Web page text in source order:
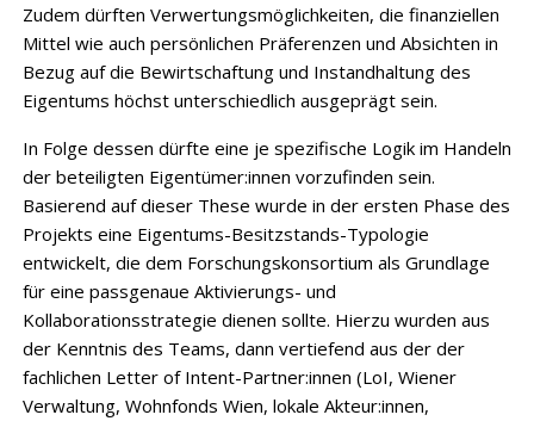
Zudem dürften Verwertungsmöglichkeiten, die finanziellen
Mittel wie auch persönlichen Präferenzen und Absichten in
Bezug auf die Bewirtschaftung und Instandhaltung des
Eigentums höchst unterschiedlich ausgeprägt sein.
In Folge dessen dürfte eine je spezifische Logik im Handeln
der beteiligten Eigentümer:innen vorzufinden sein.
Basierend auf dieser These wurde in der ersten Phase des
Projekts eine Eigentums-Besitzstands-Typologie
entwickelt, die dem Forschungskonsortium als Grundlage
für eine passgenaue Aktivierungs- und
Kollaborationsstrategie dienen sollte. Hierzu wurden aus
der Kenntnis des Teams, dann vertiefend aus der der
fachlichen Letter of Intent-Partner:innen (LoI, Wiener
Verwaltung, Wohnfonds Wien, lokale Akteur:innen,